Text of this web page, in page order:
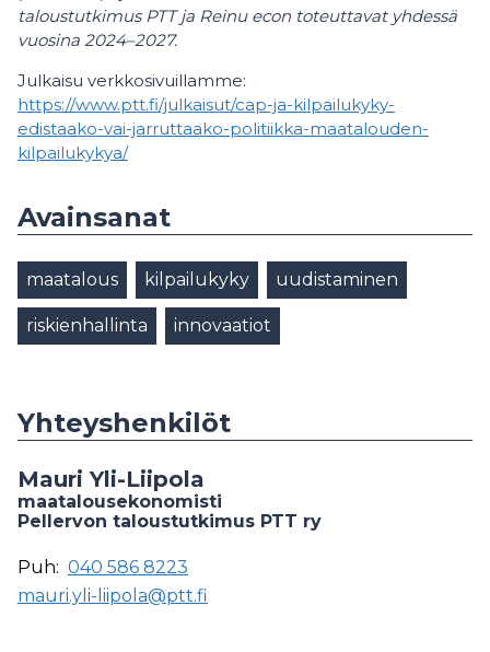
taloustutkimus PTT ja Reinu econ toteuttavat yhdessä
vuosina 2024–2027.
Julkaisu verkkosivuillamme:
https://www.ptt.fi/julkaisut/cap-ja-kilpailukyky-
edistaako-vai-jarruttaako-politiikka-maatalouden-
kilpailukykya/
Avainsanat
maatalous kilpailukyky uudistaminen
riskienhallinta innovaatiot
Yhteyshenkilöt
Mauri Yli-Liipola
maatalousekonomisti
Pellervon taloustutkimus PTT ry
Puh: 040 586 8223
mauri.yli-liipola@ptt.fi